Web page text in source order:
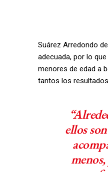
Suárez Arredondo
adecuada, por lo
menores de edad a
tantos los
ellos